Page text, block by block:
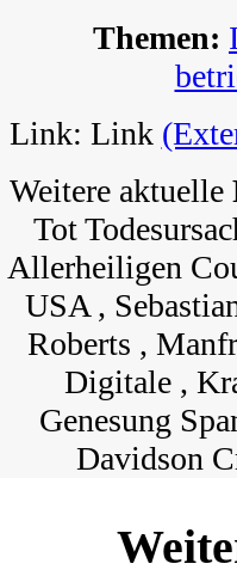
Themen:
Link: Link
Weitere aktuelle
Tot
Allerheiligen
USA ,
Roberts ,
Digitale ,
Genesung
Davidson